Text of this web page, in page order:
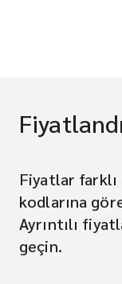
Fiyatlar
kodlarına
Ayrıntılı
geçin.